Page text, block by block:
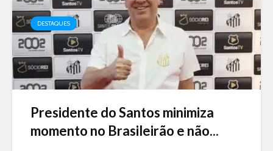
DESTAQUES
Presidente do Santos minimiza
momento no Brasileirão e não...